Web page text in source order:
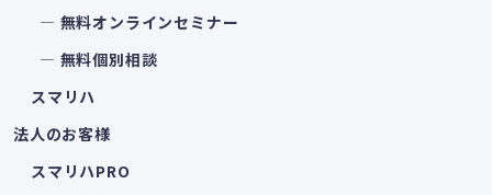
― 無料オンラインセミナー
― 無料個別相談
スマリハ
法人のお客様
スマリハPRO